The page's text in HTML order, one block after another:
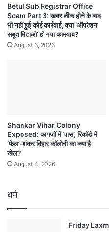
Betul Sub Registrar Office
Scam Part 3: खबर लीक होने के बाद
भी नहीं हुई कोई कार्रवाई, क्या ‘ऑपरेशन
सबूत मिटाओ’ हो गया कामयाब?
August 6, 2026
Shankar Vihar Colony
Exposed: कागज़ों में ‘पास’, रिकॉर्ड में
‘फेल’-शंकर विहार कॉलोनी का क्या है
खेल?
August 4, 2026
धर्म
Friday